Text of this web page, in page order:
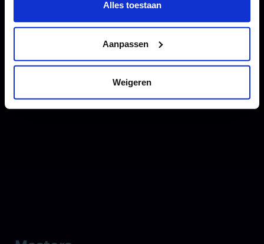
https://www.hku.nl/privacy-statement-en-
Alles toestaan
Aanpassen
Weigeren